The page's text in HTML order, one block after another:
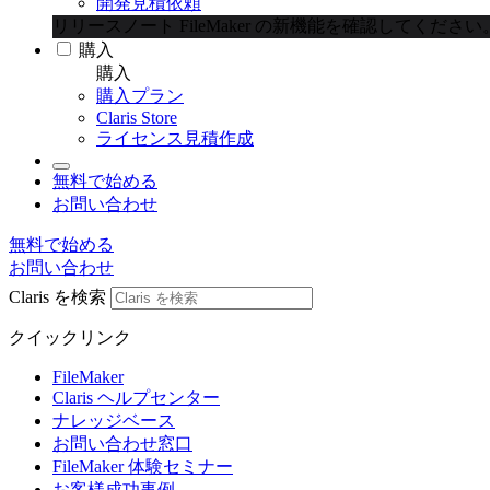
リリースノート
FileMaker の新機能を確認してください。
購入
購入
購入プラン
Claris Store
ライセンス見積作成
無料で始める
お問い合わせ
無料で始める
お問い合わせ
Claris を検索
クイックリンク
FileMaker
Claris ヘルプセンター
ナレッジベース
お問い合わせ窓口
FileMaker 体験セミナー